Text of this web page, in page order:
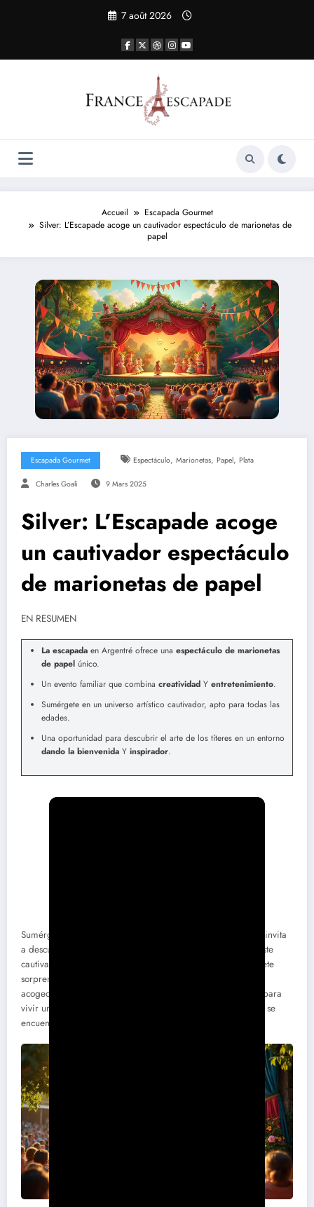
7 août 2026
Accueil
Escapada Gourmet
Silver: L’Escapade acoge un cautivador espectáculo de marionetas de
papel
Escapada Gourmet Espectáculo, Marionetas, Papel, Plata
Charles Goali 9 Mars 2025
Silver: L’Escapade acoge
un cautivador espectáculo
de marionetas de papel
EN RESUMEN
La escapada en Argentré ofrece una espectáculo de marionetas
de papel único.
Un evento familiar que combina creatividad Y entretenimiento.
Sumérgete en un universo artístico cautivador, apto para todas las
edades.
Una oportunidad para descubrir el arte de los títeres en un entorno
dando la bienvenida Y inspirador.
Sumérgete en un universo mágico
te invita
a descubrir un espectáculo de marionetas de papel único. Este
cautivador evento, que combina creatividad y poesía, promete
sorprender a grandes y pequeños en un ambiente cálido y
acogedor. Una experiencia artística que no debes perderte para
vivir un momento atemporal, donde el arte y la imaginación se
encuentran.